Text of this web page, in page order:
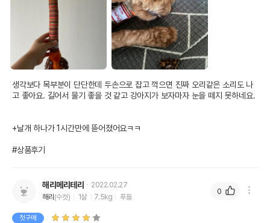
생각보다 목부분이 단단한데 두손으로 잡고 꺽으면 진짜 오리같은 소리도 나
고 좋아요. 길어서 물기 좋을 것 같고 강아지가 보자마자 눈을 떼지 못하네요.
+날개 하나가 1시간만에 뜯어졌어요ㅋㅋ
#상품후기
해리메리테리
2022.02.27
해리 (수컷) 1살 7.5kg 푸들
첫구매
0